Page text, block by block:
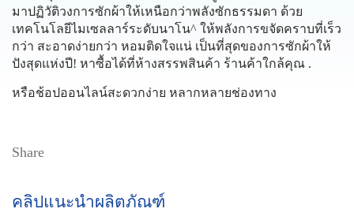
มาปฏิวัติวงการซักผ้าให้เหนือกว่าพลังซักธรรมดา ด้วย
เทคโนโลยีไมเซลลาร์ระดับนาโน^ ให้พลังการขจัดคราบที่เร็ว
กว่า สะอาดง่ายกว่า หอมติดใจแน่ เป็นที่สุดของการซักผ้าให้
ปังสุดแห่งปี! หาซื้อได้ที่ห้างสรรพสินค้า ร้านค้าใกล้คุณ .
หรือช้อปออนไลน์สะดวกง่าย หลากหลายช่องทาง
Share
คลิปแนะนำผลิตภัณฑ์